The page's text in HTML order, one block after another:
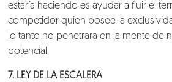
estaría haciendo es ayudar a fluir él
competidor quien posee la
lo tanto no penetrara en la mente de
potencial.
7. LEY DE LA ESCALERA